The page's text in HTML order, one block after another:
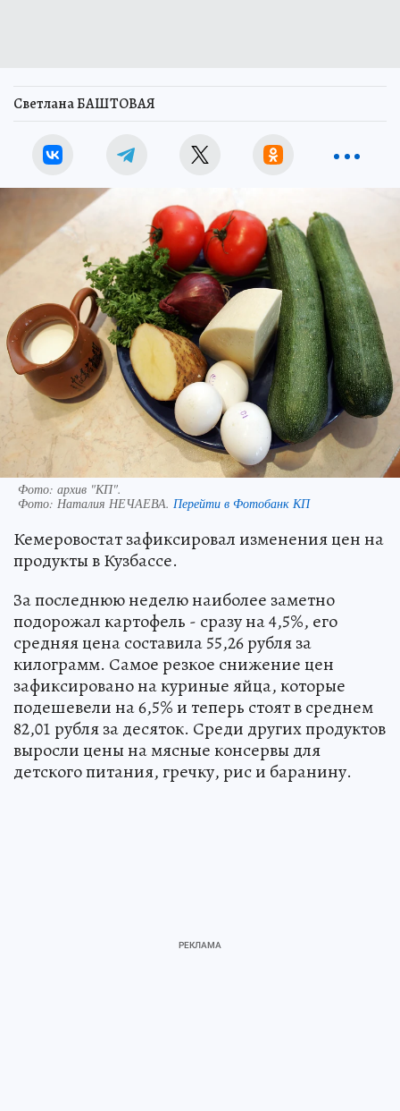
Светлана БАШТОВАЯ
Фото: архив "КП".
Фото: Наталия НЕЧАЕВА. Перейти в Фотобанк КП
Кемеровостат зафиксировал изменения цен на
продукты в Кузбассе.
За последнюю неделю наиболее заметно
подорожал картофель - сразу на 4,5%, его
средняя цена составила 55,26 рубля за
килограмм. Самое резкое снижение цен
зафиксировано на куриные яйца, которые
подешевели на 6,5% и теперь стоят в среднем
82,01 рубля за десяток. Среди других продуктов
выросли цены на мясные консервы для
детского питания, гречку, рис и баранину.